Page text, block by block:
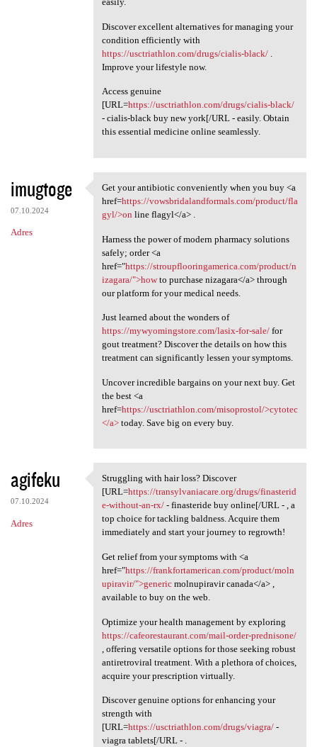
Discover excellent alternatives for managing your
condition efficiently with
https://usctriathlon.com/drugs/cialis-black/.
Improve your lifestyle now.
Access genuine
[URL=https://usctriathlon.com/drugs/cialis-black/
- cialis-black buy new york[/URL - easily. Obtain
this essential medicine online seamlessly.
imugtoge
07.10.2024
Adres
Get your antibiotic
Get your antibiotic conveniently when you buy <a
href=https://vowsbridalandformals.com/product/fla
gyl/>on line flagyl</a> .
Harness the power of modern pharmacy solutions
safely; order <a
href="https://stroupflooringamerica.com/product/n
izagara/">howto purchase nizagara</a> through
our platform for your medical needs.
Just learned about the wonders of
https://mywyomingstore.com/lasix-for-sale/for
gout treatment? Discover the details on how this
treatment can significantly lessen your symptoms.
Uncover incredible bargains on your next buy. Get
the best <a
href=https://usctriathlon.com/misoprostol/>cytotec
</a>today. Save big on every buy.
agifeku
07.10.2024
Adres
Struggling with hair loss?
Struggling with hair loss? Discover
[URL=https://transylvaniacare.org/drugs/finasterid
e-without-an-rx/- finasteride buy online[/URL - , a
top choice for tackling baldness. Acquire them
immediately and start your journey to regrowth!
Get relief from your symptoms with <a
href="https://frankfortamerican.com/product/moln
upiravir/">genericmolnupiravir canada</a> ,
available to buy on the web.
Optimize your health management by exploring
https://cafeorestaurant.com/mail-order-prednisone/
, offering versatile options for those seeking robust
antiretroviral treatment. With a plethora of choices,
acquire your prescription virtually.
Discover genuine options for enhancing your
strength with
[URL=https://usctriathlon.com/drugs/viagra/-
viagra tablets[/URL - .